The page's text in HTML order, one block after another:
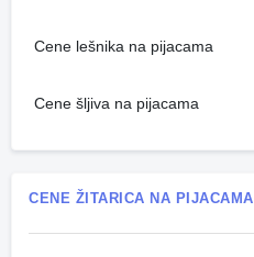
Cene lešnika na pijacama
Cene šljiva na pijacama
CENE ŽITARICA NA PIJACAMA